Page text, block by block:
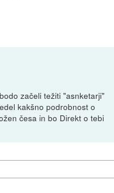
začeli težiti "asnketarji"
kakšno podrobnost o
česa in bo Direkt o tebi